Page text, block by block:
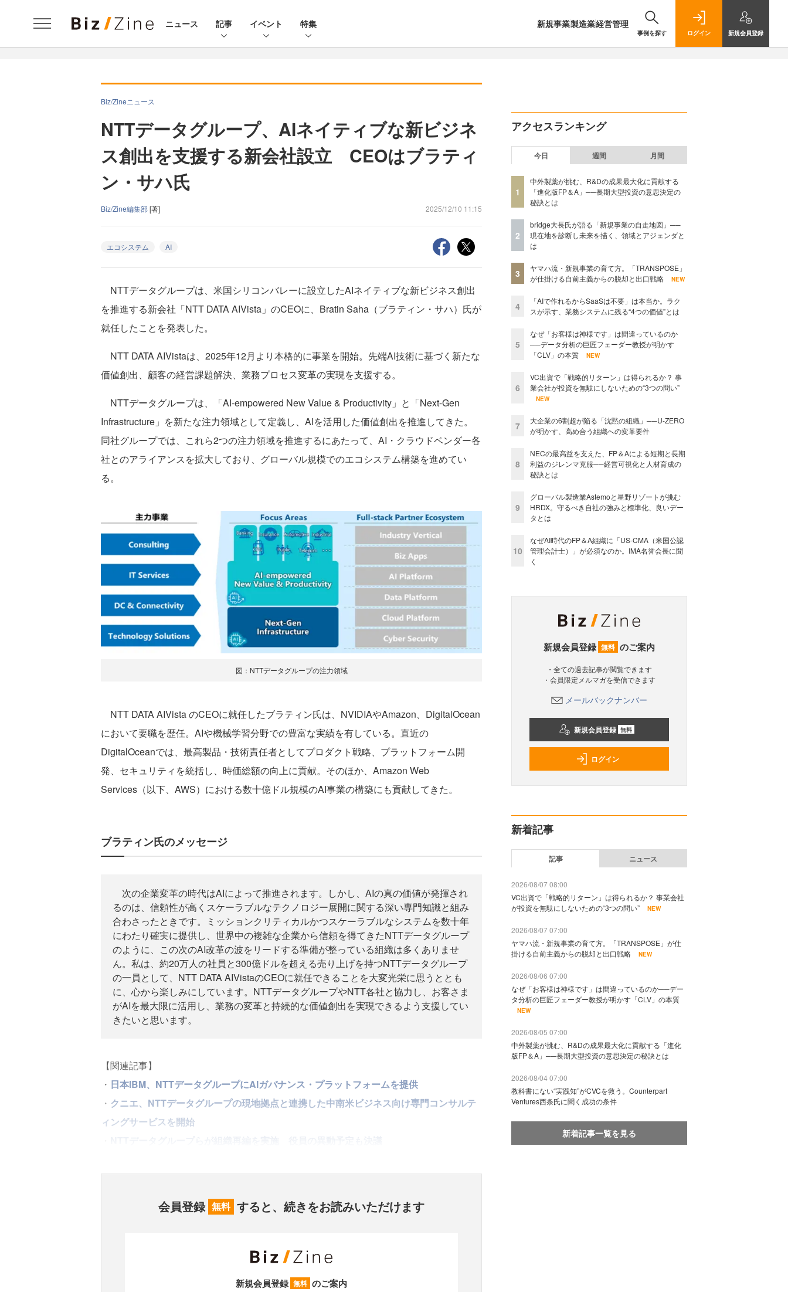
ニュース 記事 イベント 特集 新規事業製造業経営管理
事例を探す ログイン 新規会員登録
Biz/Zineニュース
NTTデータグループ、AIネイティブな新ビジネ
ス創出を支援する新会社設立 CEOはブラティ
ン・サハ氏
Biz/Zine編集部[著] 2025/12/10 11:15
エコシステム AI
NTTデータグループは、米国シリコンバレーに設立したAIネイティブな新ビジネス創出
を推進する新会社「NTT DATA AIVista」のCEOに、Bratin Saha（ブラティン・サハ）氏が
就任したことを発表した。
NTT DATA AIVistaは、2025年12月より本格的に事業を開始。先端AI技術に基づく新たな
価値創出、顧客の経営課題解決、業務プロセス変革の実現を支援する。
NTTデータグループは、「AI-empowered New Value & Productivity」と「Next-Gen
Infrastructure」を新たな注力領域として定義し、AIを活用した価値創出を推進してきた。
同社グループでは、これら2つの注力領域を推進するにあたって、AI・クラウドベンダー各
社とのアライアンスを拡大しており、グローバル規模でのエコシステム構築を進めてい
る。
図：NTTデータグループの注力領域
NTT DATA AIVista のCEOに就任したブラティン氏は、NVIDIAやAmazon、DigitalOcean
において要職を歴任。AIや機械学習分野での豊富な実績を有している。直近の
DigitalOceanでは、最高製品・技術責任者としてプロダクト戦略、プラットフォーム開
発、セキュリティを統括し、時価総額の向上に貢献。そのほか、Amazon Web
Services（以下、AWS）における数十億ドル規模のAI事業の構築にも貢献してきた。
ブラティン氏のメッセージ
次の企業変革の時代はAIによって推進されます。しかし、AIの真の価値が発揮され
るのは、信頼性が高くスケーラブルなテクノロジー展開に関する深い専門知識と組み
合わさったときです。ミッションクリティカルかつスケーラブルなシステムを数十年
にわたり確実に提供し、世界中の複雑な企業から信頼を得てきたNTTデータグループ
のように、この次のAI改革の波をリードする準備が整っている組織は多くありませ
ん。私は、約20万人の社員と300億ドルを超える売り上げを持つNTTデータグループ
の一員として、NTT DATA AIVistaのCEOに就任できることを大変光栄に思うととも
に、心から楽しみにしています。NTTデータグループやNTT各社と協力し、お客さま
がAIを最大限に活用し、業務の変革と持続的な価値創出を実現できるよう支援してい
きたいと思います。
【関連記事】
・ 日本IBM、NTTデータグループにAIガバナンス・プラットフォームを提供
・ クニエ、NTTデータグループの現地拠点と連携した中南米ビジネス向け専門コンサルテ
ィングサービスを開始
会員登録 無料 すると、続きをお読みいただけます
新規会員登録 無料 のご案内
アクセスランキング
今日 週間 月間
1
中外製薬が挑む、R&Dの成果最大化に貢献する
「進化版FP＆A」──長期大型投資の意思決定の
秘訣とは
2
bridge大長氏が語る「新規事業の自走地図」──
現在地を診断し未来を描く、領域とアジェンダと
は
3
ヤマハ流・新規事業の育て方。「TRANSPOSE」
が仕掛ける自前主義からの脱却と出口戦略
NEW
4
「AIで作れるからSaaSは不要」は本当か。ラク
スが示す、業務システムに残る“4つの価値”とは
5
なぜ「お客様は神様です」は間違っているのか
──データ分析の巨匠フェーダー教授が明かす
「CLV」の本質
NEW
6
VC出資で「戦略的リターン」は得られるか？ 事
業会社が投資を無駄にしないための“3つの問い”
NEW
7
大企業の6割超が陥る「沈黙の組織」──U-ZERO
が明かす、高め合う組織への変革要件
8
NECの最高益を支えた、FP＆Aによる短期と長期
利益のジレンマ克服──経営可視化と人材育成の
秘訣とは
9
グローバル製造業Astemoと星野リゾートが挑む
HRDX。守るべき自社の強みと標準化、良いデー
タとは
10
なぜAI時代のFP＆A組織に「US-CMA（米国公認
管理会計士）」が必須なのか。IMA名誉会長に聞
く
新規会員登録 無料 のご案内
・全ての過去記事が閲覧できます
・会員限定メルマガを受信できます
メールバックナンバー
新規会員登録 無料
ログイン
新着記事
記事 ニュース
2026/08/07 08:00
VC出資で「戦略的リターン」は得られるか？ 事業会社
が投資を無駄にしないための“3つの問い”
NEW
2026/08/07 07:00
ヤマハ流・新規事業の育て方。「TRANSPOSE」が仕
掛ける自前主義からの脱却と出口戦略
NEW
2026/08/06 07:00
なぜ「お客様は神様です」は間違っているのか──デー
タ分析の巨匠フェーダー教授が明かす「CLV」の本質
NEW
2026/08/05 07:00
中外製薬が挑む、R&Dの成果最大化に貢献する「進化
版FP＆A」──長期大型投資の意思決定の秘訣とは
2026/08/04 07:00
教科書にない“実践知”がCVCを救う。Counterpart
Ventures西条氏に聞く成功の条件
新着記事一覧を見る